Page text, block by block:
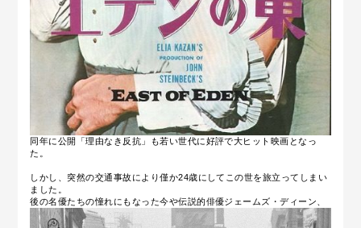
同年に公開「理由なき反抗」も若い世代に好評で大ヒット映画となっ
た。
しかし、突然の交通事故により僅か24歳にしてこの世を旅立ってしまい
ました。
後の名優たちの憧れにもなった今や伝説的俳優ジェームズ・ディーン、